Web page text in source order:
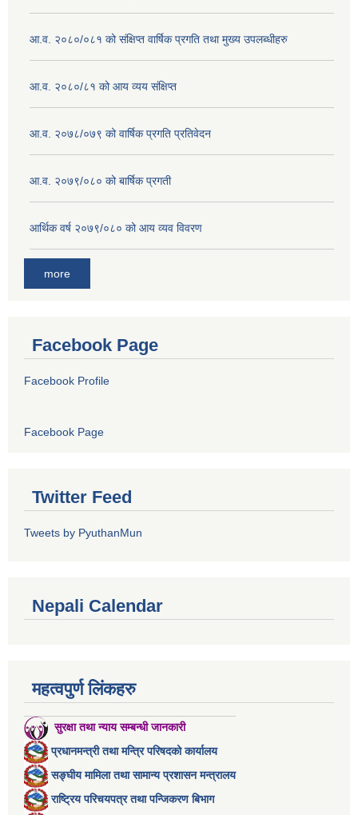
आ.व. २०८०/०८१ को संक्षिप्त वार्षिक प्रगति तथा मुख्य उपलब्धीहरु
आ.व. २०८०/८१ को आय व्यय संक्षिप्त
आ.व. २०७८/०७९ को वार्षिक प्रगति प्रतिवेदन
आ.व. २०७९/०८० को बार्षिक प्रगती
आर्थिक वर्ष २०७९/०८० को आय व्यव विवरण
more
Facebook Page
Facebook Profile
Facebook Page
Twitter Feed
Tweets by PyuthanMun
Nepali Calendar
महत्वपुर्ण लिंकहरु
सुरक्षा तथा न्याय सम्बन्धी जानकारी
प्रधानमन्त्री तथा मन्त्रि परिषदको कार्यालय
सङ्घीय मामिला तथा सामान्य प्रशासन मन्त्रालय
राष्ट्रिय परिचयपत्र तथा पन्जिकरण बिभाग